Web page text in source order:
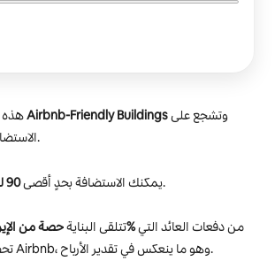
هذهبرنامج Airbnb-Friendly Buildings
الاستضافة في شقتك.
يمكنك الاستضافة بحدٍ أقصى90 ليلةً في السنة .
تتلقى البنايةحصة من الإيرادات تبلغ 25‎%‎من دفعات العائد التي
تحصل عليها من Airbnb، وهو ما ينعكس في تقدير الأرباح.